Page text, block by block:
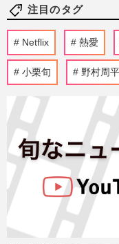
注目のタグ
Netflix 熱愛
小栗旬 野村周平